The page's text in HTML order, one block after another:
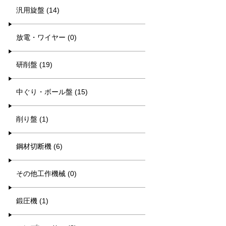
汎用旋盤 (14)
放電・ワイヤー (0)
研削盤 (19)
中ぐり・ボール盤 (15)
削り盤 (1)
鋼材切断機 (6)
その他工作機械 (0)
鍛圧機 (1)